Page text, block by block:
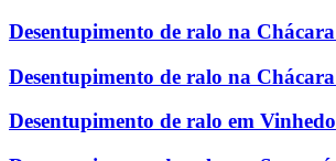
Desentupimento de ralo na
Desentupimento de ralo na
Desentupimento de ralo em Vinhedo